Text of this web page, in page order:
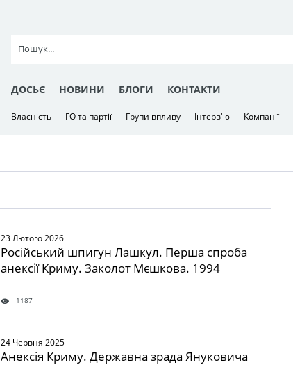
ДОСЬЄ НОВИНИ БЛОГИ КОНТАКТИ
Власність ГО та партії Групи впливу Інтерв'ю Компанії
23 Лютого 2026
Російський шпигун Лашкул. Перша спроба
анексії Криму. Заколот Мєшкова. 1994
1187
24 Червня 2025
Анексія Криму. Державна зрада Януковича